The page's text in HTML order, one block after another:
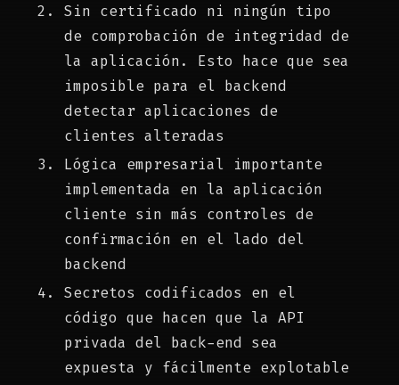
Sin certificado ni ningún tipo
de comprobación de integridad de
la aplicación. Esto hace que sea
imposible para el backend
detectar aplicaciones de
clientes alteradas
Lógica empresarial importante
implementada en la aplicación
cliente sin más controles de
confirmación en el lado del
backend
Secretos codificados en el
código que hacen que la API
privada del back-end sea
expuesta y fácilmente explotable